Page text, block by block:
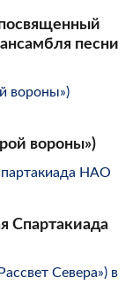
песни
вороны»)
Спартакиада